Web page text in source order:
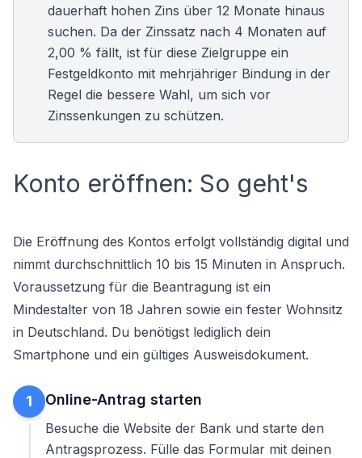
dauerhaft hohen Zins über 12 Monate hinaus
suchen. Da der Zinssatz nach 4 Monaten auf
2,00 % fällt, ist für diese Zielgruppe ein
Festgeldkonto mit mehrjähriger Bindung in der
Regel die bessere Wahl, um sich vor
Zinssenkungen zu schützen.
Konto eröffnen: So geht's
Die Eröffnung des Kontos erfolgt vollständig digital und
nimmt durchschnittlich 10 bis 15 Minuten in Anspruch.
Voraussetzung für die Beantragung ist ein
Mindestalter von 18 Jahren sowie ein fester Wohnsitz
in Deutschland. Du benötigst lediglich dein
Smartphone und ein gültiges Ausweisdokument.
1 Online-Antrag starten
Besuche die Website der Bank und starte den
Antragsprozess. Fülle das Formular mit deinen